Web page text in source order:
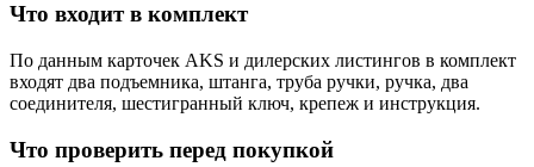
Что входит в комплект
По данным карточек AKS и дилерских листингов в комплект
входят два подъемника, штанга, труба ручки, ручка, два
соединителя, шестигранный ключ, крепеж и инструкция.
Что проверить перед покупкой